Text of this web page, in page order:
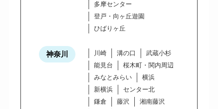
多摩センター
登戸・向ヶ丘遊園
ひばりヶ丘
神奈川 川崎 溝の口
武蔵小杉
能見台
桜木町・関内周辺
みなとみらい
横浜
新横浜
センター北
鎌倉
藤沢
湘南藤沢